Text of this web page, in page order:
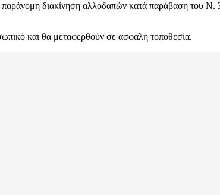
παράνομη διακίνηση αλλοδαπών κατά παράβαση
και θα μεταφερθούν σε ασφαλή τοποθεσία.